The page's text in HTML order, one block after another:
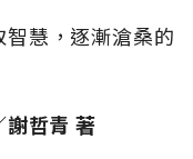
慧，逐漸滄桑的
謝哲青 著